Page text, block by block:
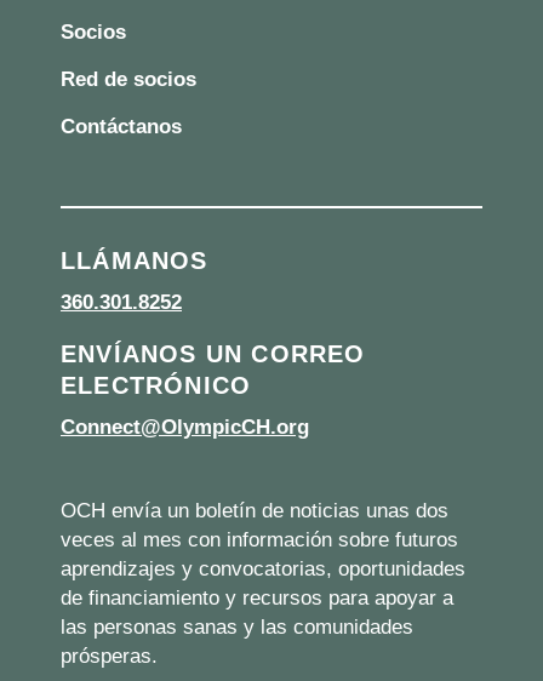
Socios
Red de socios
Contáctanos
LLÁMANOS
360.301.8252
ENVÍANOS UN CORREO
ELECTRÓNICO
Connect@OlympicCH.org
OCH envía un boletín de noticias unas dos
veces al mes con información sobre futuros
aprendizajes y convocatorias, oportunidades
de financiamiento y recursos para apoyar a
las personas sanas y las comunidades
prósperas.